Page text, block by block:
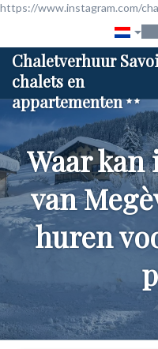
https://www.instagram.com/
Chaletverhuur
chalets en
appartementen
Waar
van
huren